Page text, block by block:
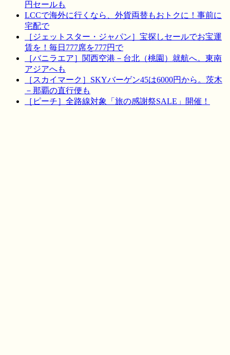
円セールも
LCCで海外に行くなら、外貨両替もおトクに！事前に
宅配で
［ジェットスター・ジャパン］宝探しセールでお宝運
賃を！毎日777席を777円で
［バニラエア］関西空港－台北（桃園）就航へ。東南
アジアへも
［スカイマーク］SKYバーゲン45は6000円から。茨木
－那覇の直行便も
［ピーチ］全路線対象「旅の感謝祭SALE」開催！